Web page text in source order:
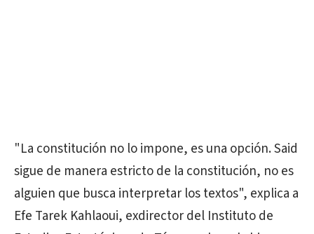
"La constitución no lo impone, es una opción. Said
sigue de manera estricto de la constitución, no es
alguien que busca interpretar los textos", explica a
Efe Tarek Kahlaoui, exdirector del Instituto de